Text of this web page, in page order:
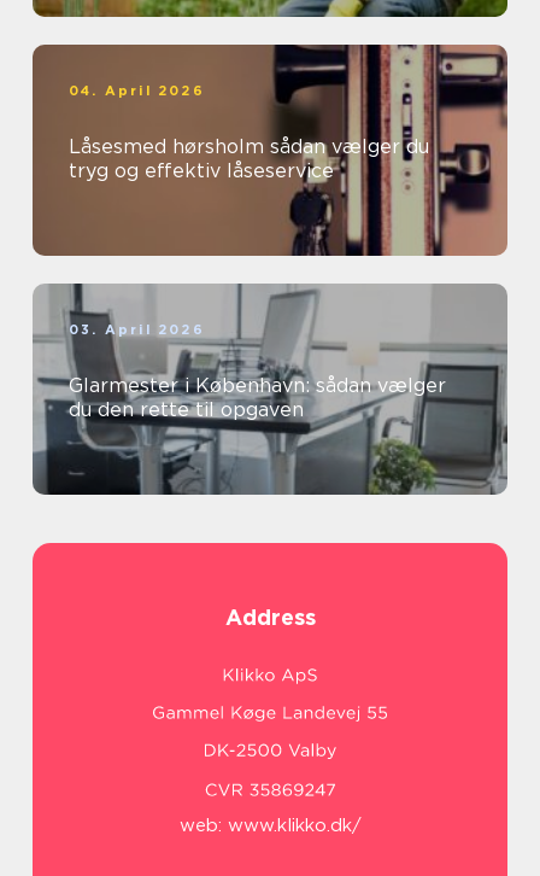
04. April 2026
Låsesmed hørsholm sådan vælger du
tryg og effektiv låseservice
03. April 2026
Glarmester i København: sådan vælger
du den rette til opgaven
Address
web: www.klikko.dk/